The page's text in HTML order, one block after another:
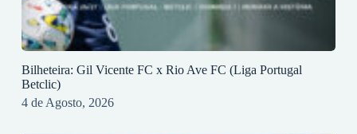
Bilheteira: Gil Vicente FC x Rio Ave FC (Liga Portugal
Betclic)
4 de Agosto, 2026